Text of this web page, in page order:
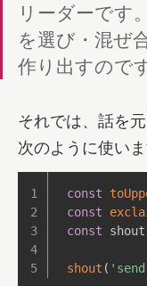
リーダーです
を選び・混ぜ
作り出すので
それでは、話を
次のように使いま
const
const
const shout
shout (